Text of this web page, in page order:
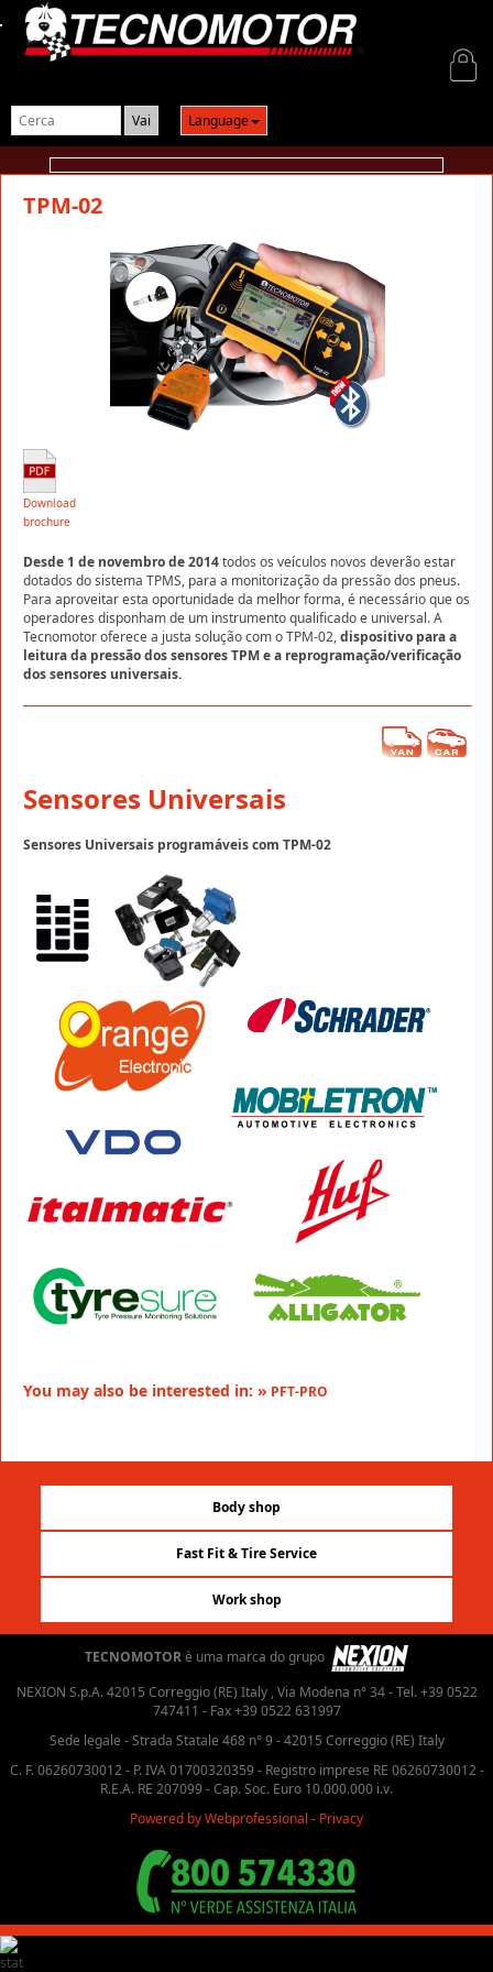
Language
Login
TPM-02
Download
brochure
Desde 1 de novembro de 2014todos os veículos novos deverão estar
dotados do sistema TPMS, para a monitorização da pressão dos pneus.
Para aproveitar esta oportunidade da melhor forma, é necessário que os
operadores disponham de um instrumento qualificado e universal. A
Tecnomotor oferece a justa solução com o TPM-02,dispositivo para a
leitura da pressão dos sensores TPM e a reprogramação/verificação
dos sensores universais.
Sensores Universais
Sensores Universais programáveis com TPM-02
You may also be interested in: » PFT-PRO
Body shop
Fast Fit & Tire Service
Work shop
TECNOMOTORè uma marca do grupo
NEXION S.p.A. 42015 Correggio (RE) Italy , Via Modena n° 34 - Tel. +39 0522
747411 - Fax +39 0522 631997
Sede legale - Strada Statale 468 n° 9 - 42015 Correggio (RE) Italy
C. F. 06260730012 - P. IVA 01700320359 - Registro imprese RE 06260730012 -
R.E.A. RE 207099 - Cap. Soc. Euro 10.000.000 i.v.
Powered by Webprofessional - Privacy